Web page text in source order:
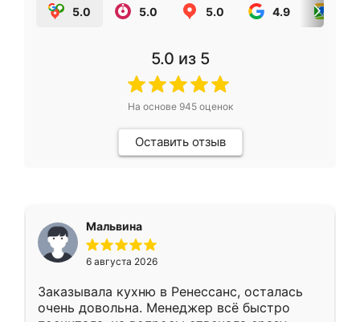
5.0 5.0 5.0 4.9
5.0 из 5
На основе 945оценок
Оставить отзыв
Мальвина
6 августа 2026
Заказывала кухню в Ренессанс, осталась
очень довольна. Менеджер всё быстро